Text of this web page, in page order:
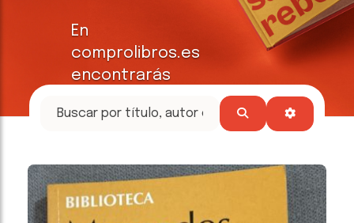
En
comprolibros.es
encontrarás
tesoros